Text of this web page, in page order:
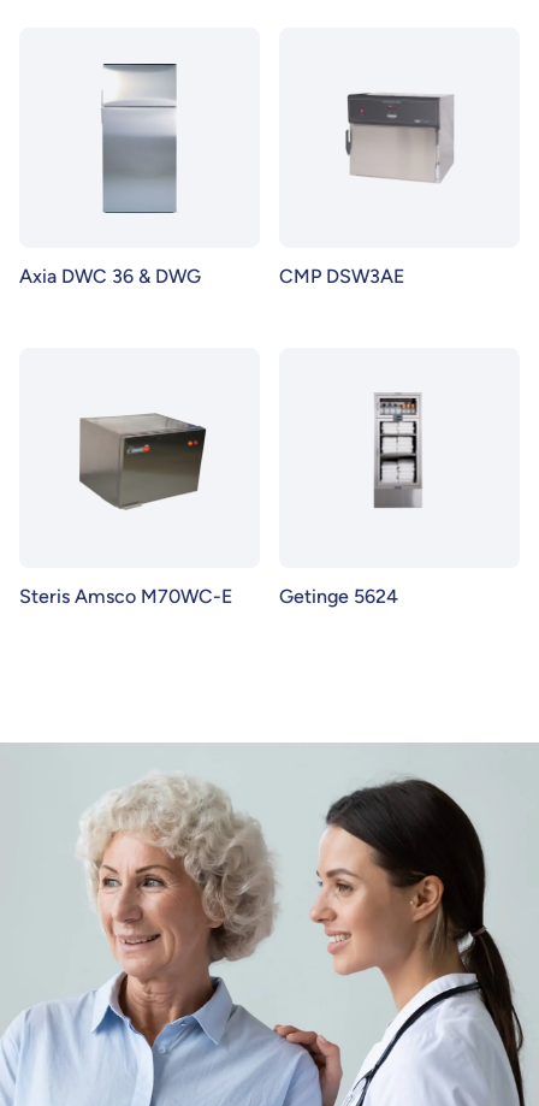
Axia DWC 36 & DWG CMP DSW3AE
Steris Amsco M70WC-E Getinge 5624